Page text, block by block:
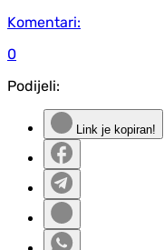
Komentari:
0
Podijeli:
Link je kopiran!